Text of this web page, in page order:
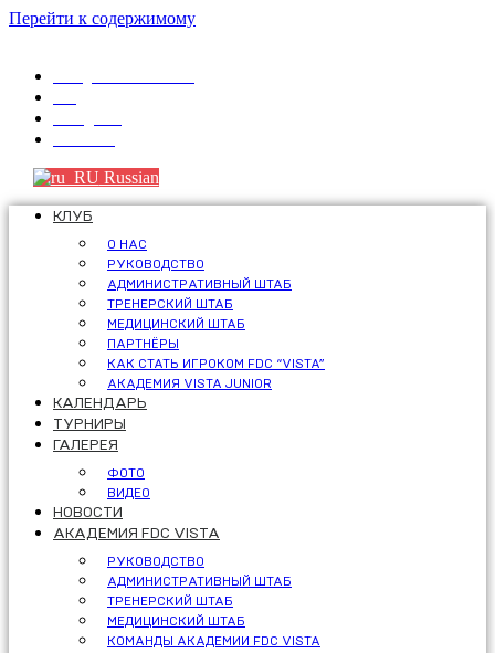
Перейти к содержимому
Russian
КЛУБ
О НАС
РУКОВОДСТВО
АДМИНИСТРАТИВНЫЙ ШТАБ
ТРЕНЕРСКИЙ ШТАБ
МЕДИЦИНСКИЙ ШТАБ
ПАРТНЁРЫ
КАК СТАТЬ ИГРОКОМ FDC “VISTA”
АКАДЕМИЯ VISTA JUNIOR
КАЛЕНДАРЬ
ТУРНИРЫ
ГАЛЕРЕЯ
ФОТО
ВИДЕО
НОВОСТИ
АКАДЕМИЯ FDC VISTA
РУКОВОДСТВО
АДМИНИСТРАТИВНЫЙ ШТАБ
ТРЕНЕРСКИЙ ШТАБ
МЕДИЦИНСКИЙ ШТАБ
КОМАНДЫ АКАДЕМИИ FDC VISTA